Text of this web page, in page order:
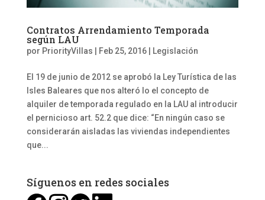
Contratos Arrendamiento Temporada
según LAU
por PriorityVillas Feb 25, 2016| Legislación
El 19 de junio de 2012 se aprobó la Ley Turística de las
Isles Baleares que nos alteró lo el concepto de
alquiler de temporada regulado en la LAU al introducir
el pernicioso art. 52.2 que dice: “En ningún caso se
considerarán aisladas las viviendas independientes
que...
Síguenos en redes sociales